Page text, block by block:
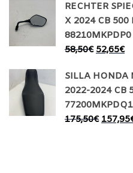
RECHTER
X 2024 CB 500
88210MKPDP0
58,50€ 52,65€
SILLA HONDA
2022-2024 CB
77200MKPDQ1
175,50€ 157,95